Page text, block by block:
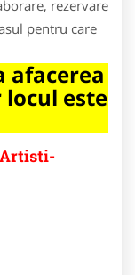
rezervare
pentru care
afacerea
este
Artisti-